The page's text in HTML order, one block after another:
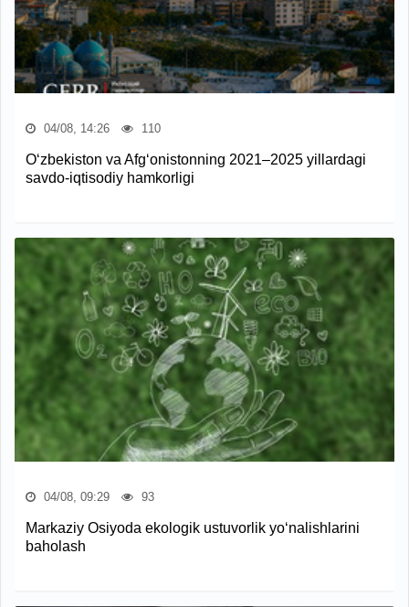
04/08, 14:26 110
O‘zbekiston va Afg‘onistonning 2021–2025 yillardagi
savdo-iqtisodiy hamkorligi
04/08, 09:29 93
Markaziy Osiyoda ekologik ustuvorlik yo‘nalishlarini
baholash